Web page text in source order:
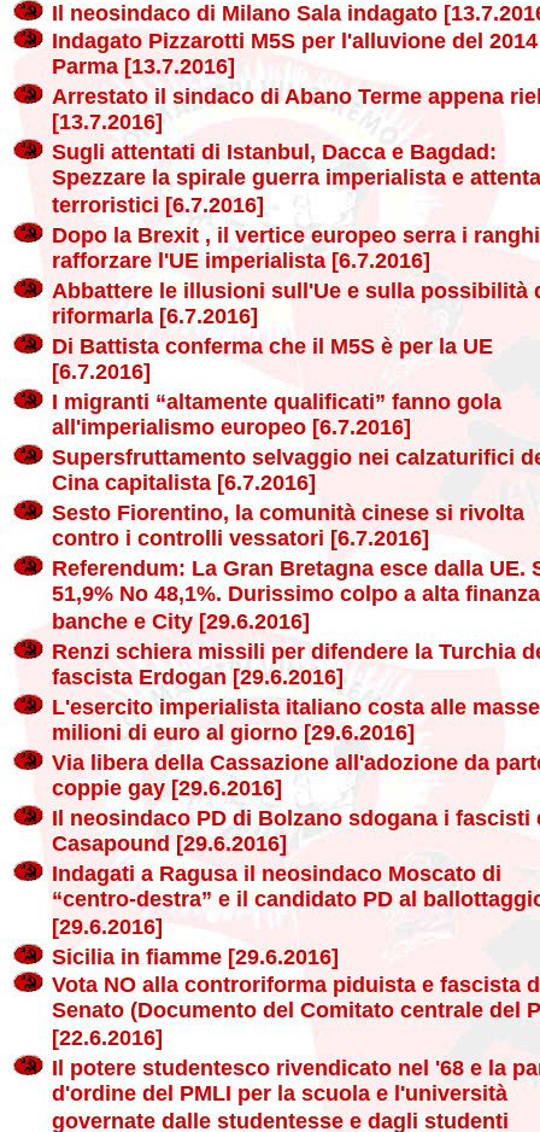
Il neosindaco di Milano Sala indagato
Indagato Pizzarotti M5S per l'alluvione del
Parma [13.7.2016]
Arrestato il sindaco di Abano Terme appena
[13.7.2016]
Sugli attentati di Istanbul, Dacca e Bagdad:
Spezzare la spirale guerra imperialista e
terroristici [6.7.2016]
Dopo la Brexit , il vertice europeo serra i
rafforzare l'UE imperialista [6.7.2016]
Abbattere le illusioni sull'Ue e sulla possibilità
riformarla [6.7.2016]
Di Battista conferma che il M5S è per la UE
[6.7.2016]
I migranti “altamente qualificati” fanno gola
all'imperialismo europeo [6.7.2016]
Supersfruttamento selvaggio nei calzaturifici
Cina capitalista [6.7.2016]
Sesto Fiorentino, la comunità cinese si rivolta
contro i controlli vessatori [6.7.2016]
Referendum: La Gran Bretagna esce dalla UE.
51,9% No 48,1%. Durissimo colpo a alta
banche e City [29.6.2016]
Renzi schiera missili per difendere la Turchia
fascista Erdogan [29.6.2016]
L'esercito imperialista italiano costa alle
milioni di euro al giorno [29.6.2016]
Via libera della Cassazione all'adozione da
coppie gay [29.6.2016]
Il neosindaco PD di Bolzano sdogana i fascisti
Casapound [29.6.2016]
Indagati a Ragusa il neosindaco Moscato di
“centro-destra” e il candidato PD al
[29.6.2016]
Sicilia in fiamme [29.6.2016]
Vota NO alla controriforma piduista e fascista
Senato (Documento del Comitato centrale del
[22.6.2016]
Il potere studentesco rivendicato nel '68 e la
d'ordine del PMLI per la scuola e l'università
governate dalle studentesse e dagli studenti